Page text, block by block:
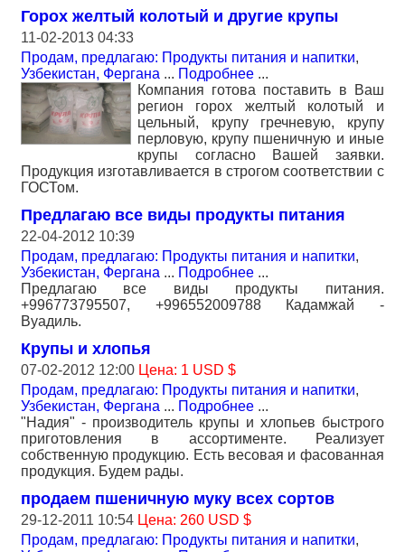
Горох желтый колотый и другие крупы
11-02-2013 04:33
Продам, предлагаю: Продукты питания и напитки,
Узбекистан, Фергана ... Подробнее ...
Компания готова поставить в Ваш
регион горох желтый колотый и
цельный, крупу гречневую, крупу
перловую, крупу пшеничную и иные
крупы согласно Вашей заявки.
Продукция изготавливается в строгом соответствии с
ГОСТом.
Предлагаю все виды продукты питания
22-04-2012 10:39
Продам, предлагаю: Продукты питания и напитки,
Узбекистан, Фергана ... Подробнее ...
Предлагаю все виды продукты питания.
+996773795507, +996552009788 Кадамжай -
Вуадиль.
Крупы и хлопья
07-02-2012 12:00 Цена: 1 USD $
Продам, предлагаю: Продукты питания и напитки,
Узбекистан, Фергана ... Подробнее ...
"Надия" - производитель крупы и хлопьев быстрого
приготовления в ассортименте. Реализует
собственную продукцию. Есть весовая и фасованная
продукция. Будем рады.
продаем пшеничную муку всех сортов
29-12-2011 10:54 Цена: 260 USD $
Продам, предлагаю: Продукты питания и напитки,